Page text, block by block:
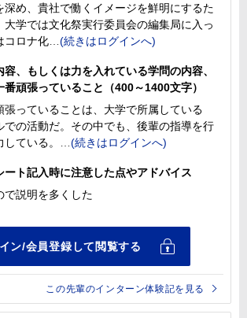
深め、貴社で働くイメージを鮮明にするた
大学では文化祭実行委員会の編集局に入っ
コロナ化
、もしくは力を入れている学問の内容、
番頑張っていること（400～1400文字）
張っていることは、大学で所属している
の活動だ。その中でも、後輩の指導を行
ている。
ート記入時に注意した点やアドバイス
で説明を多くした
この先輩のインターン体験記を見る